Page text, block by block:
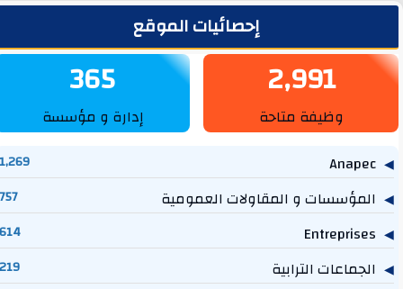
إحصائيات الموقع
2,991
وظيفة متاحة
365
إدارة و مؤسسة
Anapec
1,269
المؤسسات و المقاولات العمومية 757
Entreprises
614
الجماعات الترابية 219